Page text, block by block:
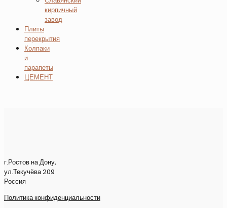
кирпичный
завод
Плиты
перекрытия
Колпаки
и
парапеты
ЦЕМЕНТ
г.Ростов на Дону,
ул.Текучёва 209
Россия
Политика конфиденциальности